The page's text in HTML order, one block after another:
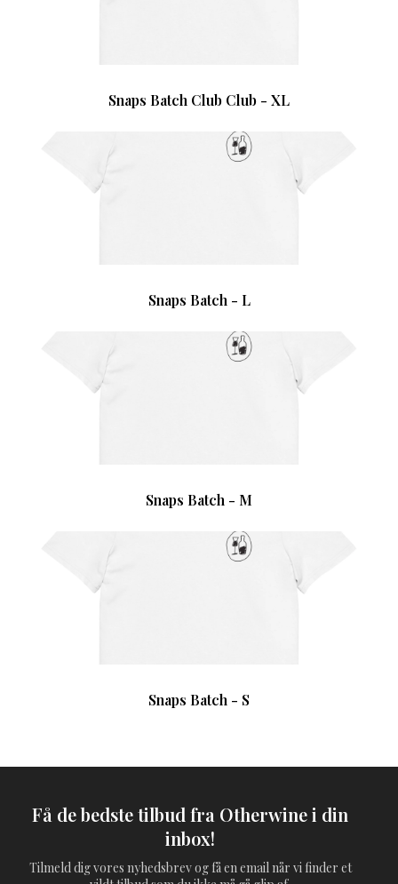
Snaps Batch Club Club - XL
Snaps Batch - L
Snaps Batch - M
Snaps Batch - S
Få de bedste tilbud fra Otherwine i din
inbox!
Tilmeld dig vores nyhedsbrev og få en email når vi finder et